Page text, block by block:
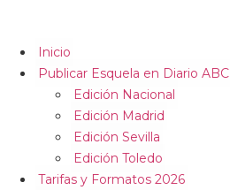
Inicio
Publicar Esquela en Diario ABC
Edición Nacional
Edición Madrid
Edición Sevilla
Edición Toledo
Tarifas y Formatos 2026